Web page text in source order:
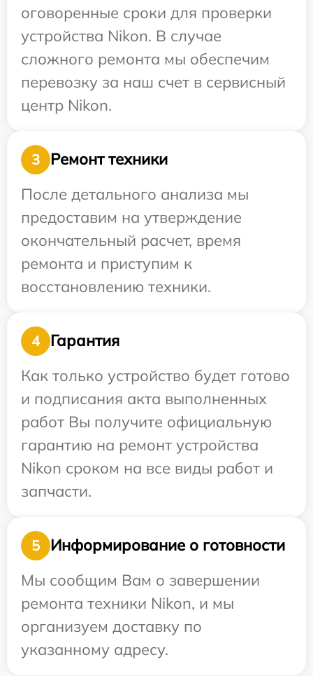
оговоренные сроки для проверки
устройства Nikon. В случае
сложного ремонта мы обеспечим
перевозку за наш счет в сервисный
центр Nikon.
3
Ремонт техники
После детального анализа мы
предоставим на утверждение
окончательный расчет, время
ремонта и приступим к
восстановлению техники.
4
Гарантия
Как только устройство будет готово
и подписания акта выполненных
работ Вы получите официальную
гарантию на ремонт устройства
Nikon сроком на все виды работ и
запчасти.
5
Информирование о готовности
Мы сообщим Вам о завершении
ремонта техники Nikon, и мы
организуем доставку по
указанному адресу.